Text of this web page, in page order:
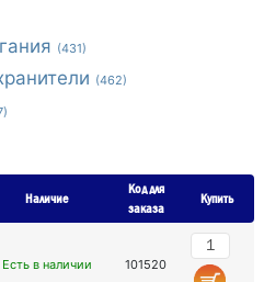
(431)
(462)
Наличие
Код для
заказа
Купить
Есть в наличии 101520